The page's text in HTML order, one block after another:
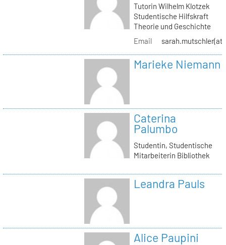
Tutorin Wilhelm Klotzek
Studentische Hilfskraft
Theorie und Geschichte
Email
Marieke Niemann
Caterina
Palumbo
Studentin, Studentische
Mitarbeiterin Bibliothek
Leandra Pauls
Alice Paupini